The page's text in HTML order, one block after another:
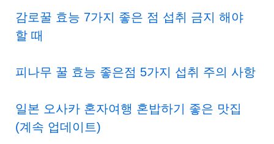
감로꿀 효능 7가지 좋은 점 섭취 금지 해야
할 때
피나무 꿀 효능 좋은점 5가지 섭취 주의 사항
일본 오사카 혼자여행 혼밥하기 좋은 맛집
(계속 업데이트)